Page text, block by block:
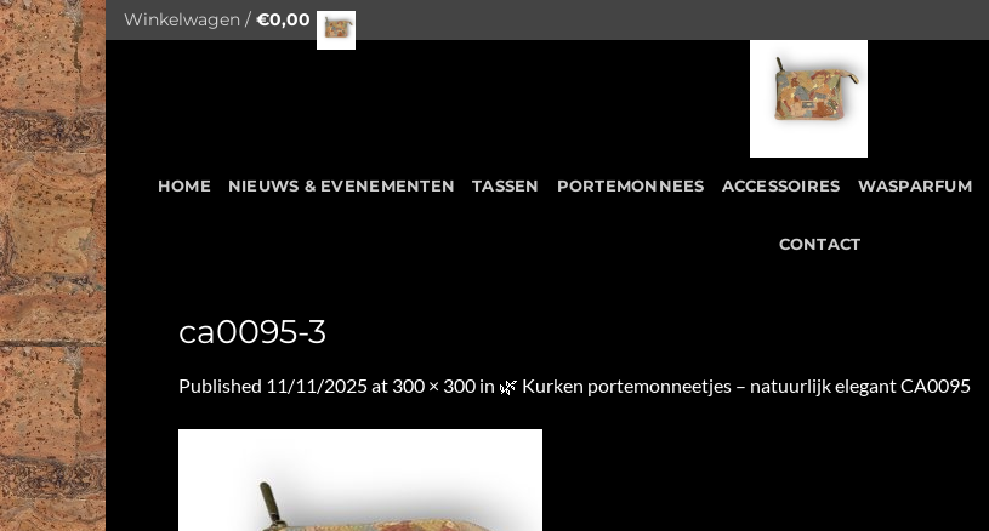
Skip
to
content
Winkelwagen / €0,00
HOME NIEUWS & EVENEMENTEN TASSEN PORTEMONNEES ACCESSOIRES WASPARFUM
CONTACT
ca0095-3
Published 11/11/2025at 300 × 300 in 🌿 Kurken portemonneetjes – natuurlijk elegant CA0095